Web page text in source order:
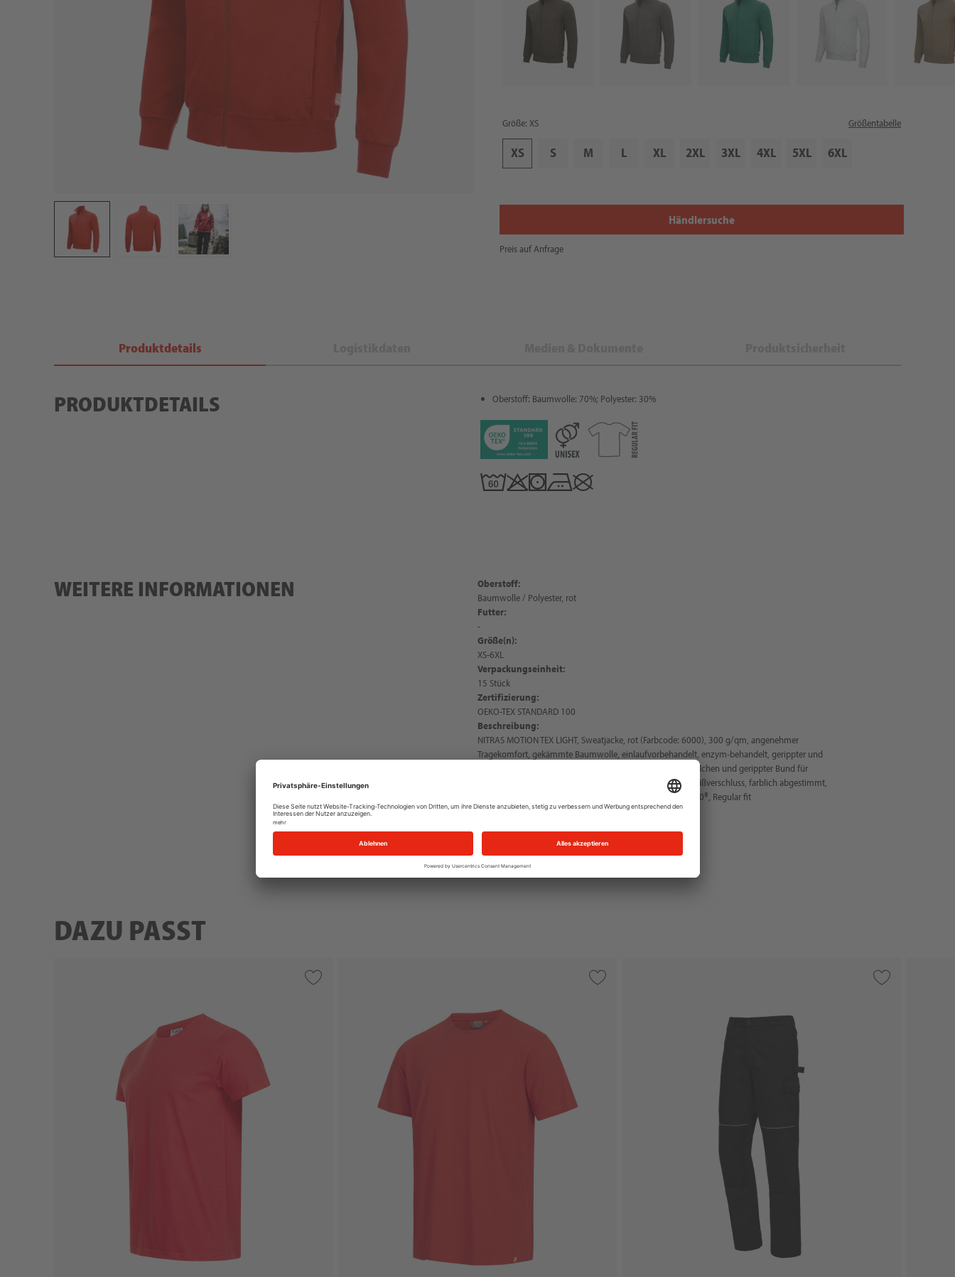
Größe: XS Größentabelle
XS S M L XL 2XL 3XL 4XL 5XL 6XL
Händlersuche
Preis auf Anfrage
Produktdetails
PRODUKTDETAILS Oberstoff: Baumwolle: 70%; Polyester: 30%
WEITERE INFORMATIONEN
Oberstoff:
Baumwolle / Polyester, rot
Futter:
-
Größe(n):
XS-6XL
Verpackungseinheit:
15 Stück
Zertifizierung:
OEKO-TEX STANDARD 100
Beschreibung:
NITRAS MOTION TEX LIGHT, Sweatjacke, rot (Farbcode: 6000), 300 g/qm, angenehmer
Tragekomfort, gekämmte Baumwolle, einlaufvorbehandelt, enzym-behandelt, gerippter und
hoher Stehkragen, Ziernaht im Nacken, gerippte Ärmelbündchen und gerippter Bund für
optimalen Halt, zwei Seitentaschen, durchgehender YKK-Reißverschluss, farblich abgestimmt,
weiche und angeraute Innenseite, OEKO-TEX STANDARD 100®, Regular fit
DAZU PASST